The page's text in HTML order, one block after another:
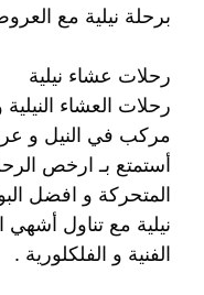
برحلة نيلية مع
رحلات عشاء نيلية
رحلات العشاء
مركب في النيل و
أستمتع بـ ارخص
المتحركة و افضل
نيلية مع تناول
الفنية و الفلكلورية .